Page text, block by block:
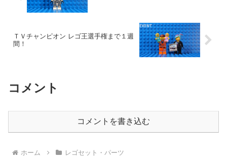
ＴＶチャンピオン レゴ王選手権まで１週
間！
コメント
コメントを書き込む
ホーム レゴセット・パーツ